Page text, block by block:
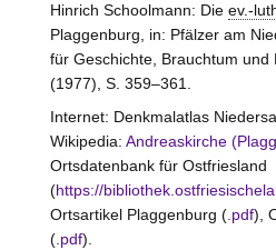
Hinrich Schoolmann: Die ev.-
Plaggenburg, in: Pfälzer am
für Geschichte, Brauchtum und
(1977), S. 359–361.
Internet: Denkmalatlas
Wikipedia: Andreaskirche
Ortsdatenbank für Ostfriesland
(https://
Ortsartikel Plaggenburg (.pdf),
(.pdf).